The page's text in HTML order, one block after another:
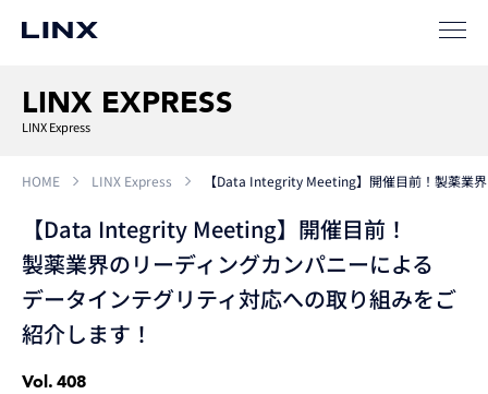
LINX EXPRESS
LINX Express
HOME LINX Express 【Data Integrity Meeting】開催目前！製薬業
【Data Integrity Meeting】開催目前！
製薬業界のリーディングカンパニーによる
データインテグリティ対応への取り組みをご
紹介します！
Vol. 408